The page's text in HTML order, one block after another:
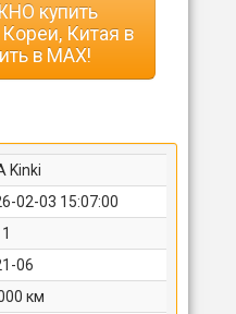
купить
Китая в
в MAX!
Kinki
02-03 15:07:00
06
км